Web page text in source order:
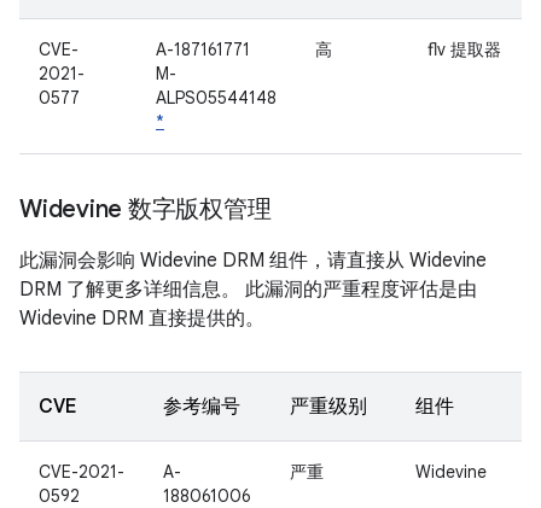
CVE-
2021-
0577
A-187161771
M-
ALPS05544148
*
高 flv 提取器
Widevine 数字版权管理
此漏洞会影响 Widevine DRM 组件，请直接从 Widevine
DRM 了解更多详细信息。 此漏洞的严重程度评估是由
Widevine DRM 直接提供的。
CVE 参考编号 严重级别 组件
CVE-2021-
0592
A-
188061006
严重 Widevine